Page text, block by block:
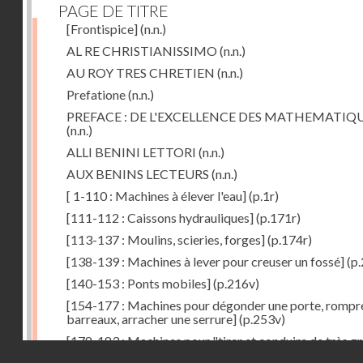
PAGE DE TITRE
[Frontispice](n.n.)
AL RE CHRISTIANISSIMO (n.n.)
AU ROY TRES CHRETIEN (n.n.)
Prefatione(n.n.)
PREFACE : DE L'EXCELLENCE DES
(n.n.)
ALLI BENINI LETTORI (n.n.)
AUX BENINS LECTEURS (n.n.)
[ 1-110 : Machines à élever l'eau](p.1r)
[111-112 : Caissons hydrauliques](p.171r)
[113-137 : Moulins, scieries, forges](p.174r)
[138-139 : Machines à lever pour creuser un fossé]
[140-153 : Ponts mobiles](p.216v)
[154-177 : Machines pour dégonder une porte,
barreaux, arracher une serrure](p.253v)
[178-183 : Machines pour "tirer et conduire de très